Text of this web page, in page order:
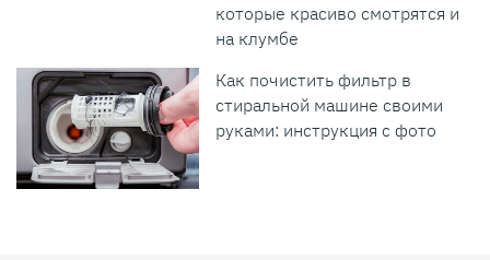
которые красиво смотрятся и
на клумбе
Как почистить фильтр в
стиральной машине своими
руками: инструкция с фото